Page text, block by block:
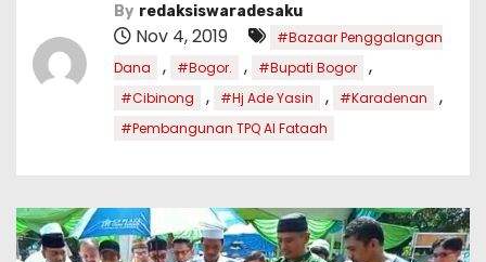
By redaksiswaradesaku
Nov 4, 2019
#Bazaar Penggalangan
Dana
, #Bogor. , #Bupati Bogor ,
#Cibinong , #Hj Ade Yasin , #Karadenan ,
#Pembangunan TPQ Al Fataah